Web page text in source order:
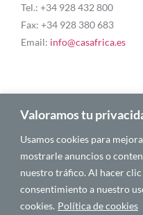
Valoramos tu
Usamos cookies para
mostrarle anuncios o
nuestro tráfico. Al hacer clic
consentimiento a nuestro
cookies. Política de cookies
Tel.: +34 928 432 800
Fax: +34 928 380 683
Email: info@casafrica.es
Blog
Quiénes somos
Autores
Español